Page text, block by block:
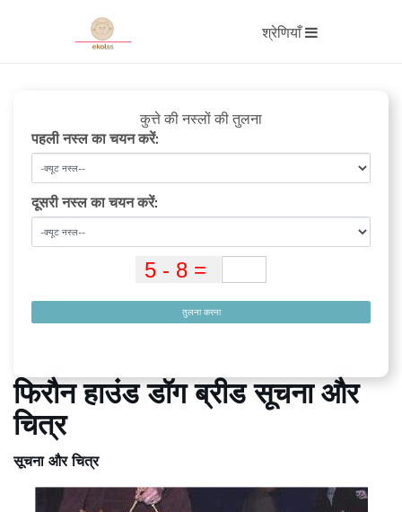
श्रेणियाँ
कुत्ते की नस्लों की तुलना
पहली नस्ल का चयन करें:
दूसरी नस्ल का चयन करें:
तुलना करना
फिरौन हाउंड डॉग ब्रीड सूचना और
चित्र
सूचना और चित्र